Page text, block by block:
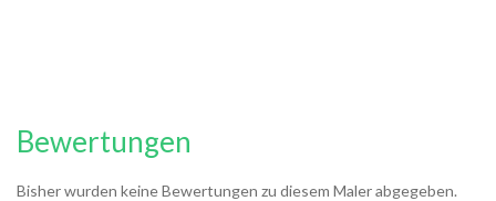
Bewertungen
Bisher wurden keine Bewertungen zu diesem Maler abgegeben.